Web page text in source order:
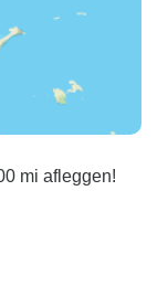
mi afleggen!